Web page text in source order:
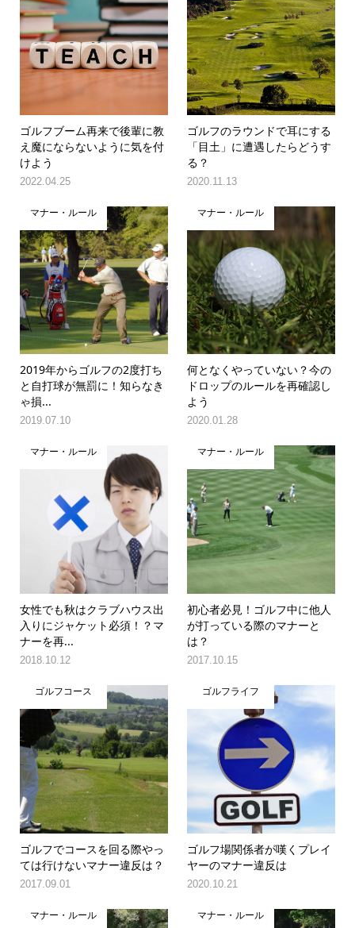
ゴルフブーム再来で後輩に教
え魔にならないように気を付
けよう
2022.04.25
ゴルフのラウンドで耳にする
「目土」に遭遇したらどうす
る？
2020.11.13
マナー・ルール
2019年からゴルフの2度打ち
と自打球が無罰に！知らなき
ゃ損...
2019.07.10
マナー・ルール
何となくやっていない？今の
ドロップのルールを再確認し
よう
2020.01.28
マナー・ルール
女性でも秋はクラブハウス出
入りにジャケット必須！？マ
ナーを再...
2018.10.12
マナー・ルール
初心者必見！ゴルフ中に他人
が打っている際のマナーと
は？
2017.10.15
ゴルフコース
ゴルフでコースを回る際やっ
ては行けないマナー違反は？
2017.09.01
ゴルフライフ
ゴルフ場関係者が嘆くプレイ
ヤーのマナー違反は
2020.10.21
マナー・ルール マナー・ルール